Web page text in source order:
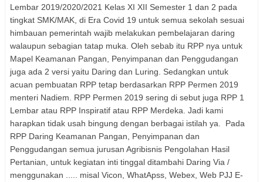
Lembar 2019/2020/2021 Kelas XI XII Semester 1 dan 2 pada
tingkat SMK/MAK, di Era Covid 19 untuk semua sekolah sesuai
himbauan pemerintah wajib melakukan pembelajaran daring
walaupun sebagian tatap muka. Oleh sebab itu RPP nya untuk
Mapel Keamanan Pangan, Penyimpanan dan Penggudangan
juga ada 2 versi yaitu Daring dan Luring. Sedangkan untuk
acuan pembuatan RPP tetap berdasarkan RPP Permen 2019
menteri Nadiem. RPP Permen 2019 sering di sebut juga RPP 1
Lembar atau RPP Inspiratif atau RPP Merdeka. Jadi kami
harapkan tidak usah bingung dengan berbagai istilah ya. Pada
RPP Daring Keamanan Pangan, Penyimpanan dan
Penggudangan semua jurusan Agribisnis Pengolahan Hasil
Pertanian, untuk kegiatan inti tinggal ditambahi Daring Via /
menggunakan ..... misal Vicon, WhatApss, Webex, Web PJJ E-